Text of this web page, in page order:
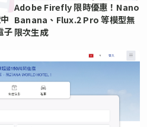
子
Adobe Firefly 限時優惠！Nano
Banana、Flux.2 Pro 等模型無
限次生成